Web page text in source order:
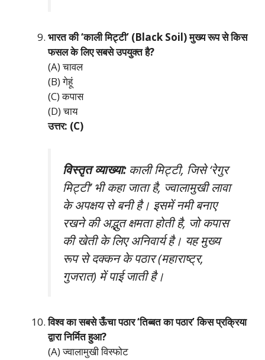
भारत की ‘काली मिट्टी’ (Black Soil) मुख्य रूप से किस
फसल के लिए सबसे उपयुक्त है?
(A) चावल
(B) गेहूं
(C) कपास
(D) चाय
उत्तर: (C)
विस्तृत व्याख्या:काली मिट्टी, जिसे ‘रेगुर
मिट्टी’ भी कहा जाता है, ज्वालामुखी लावा
के अपक्षय से बनी है। इसमें नमी बनाए
रखने की अद्भुत क्षमता होती है, जो कपास
की खेती के लिए अनिवार्य है। यह मुख्य
रूप से दक्कन के पठार (महाराष्ट्र,
गुजरात) में पाई जाती है।
विश्व का सबसे ऊँचा पठार ‘तिब्बत का पठार’ किस प्रक्रिया
द्वारा निर्मित हुआ?
(A) ज्वालामुखी विस्फोट